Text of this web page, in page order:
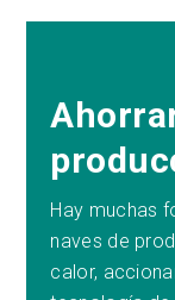
Hay muchas
naves de
calor,